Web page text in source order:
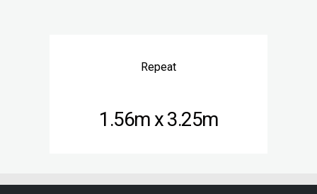
Repeat
1.56m x 3.25m